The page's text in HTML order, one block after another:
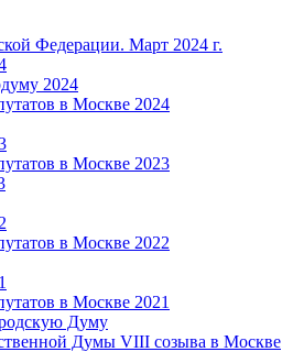
Федерации. Март 2024 г.
2024
в Москве 2024
в Москве 2023
в Москве 2022
в Москве 2021
Думу
Думы VIII созыва в Москве